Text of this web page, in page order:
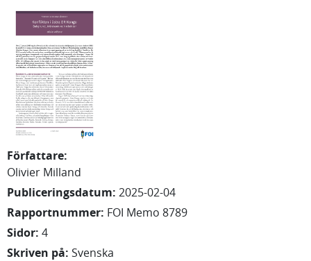
Författare:
Olivier Milland
Publiceringsdatum: 2025-02-04
Rapportnummer: FOI Memo 8789
Sidor: 4
Skriven på: Svenska